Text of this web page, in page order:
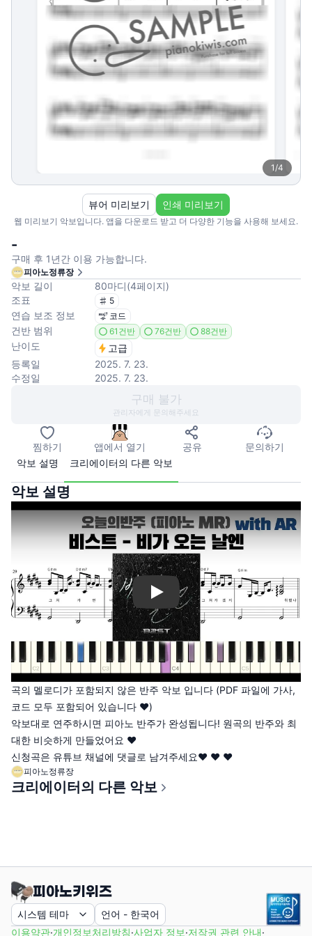
1/4
웹 미리보기 악보입니다. 앱을 다운로드 받고 더 다양한 기능을 사용해 보세요.
뷰어 미리보기 인쇄 미리보기
-
구매 후 1년간 이용 가능합니다.
피아노정류장
악보 길이 80마디(4페이지)
조표
5
연습 보조 정보 코드
건반 범위 61건반 76건반 88건반
난이도
고급
등록일
2025. 7. 23.
수정일
2025. 7. 23.
구매 불가
관리자에게 문의해주세요
찜하기 앱에서 열기 공유
문의하기
악보 설명
크리에이터의 다른 악보
악보 설명
Play
곡의 멜로디가 포함되지 않은 반주 악보 입니다 (PDF 파일에 가사,
코드 모두 포함되어 있습니다 ♥)
악보대로 연주하시면 피아노 반주가 완성됩니다! 원곡의 반주와 최
대한 비슷하게 만들었어요 ♥
신청곡은 유튜브 채널에 댓글로 남겨주세요♥ ♥ ♥
피아노정류장
크리에이터의 다른 악보
시스템 테마 언어 - 한국어
이용약관·개인정보처리방침·사업자 정보·저작권 관련 안내·